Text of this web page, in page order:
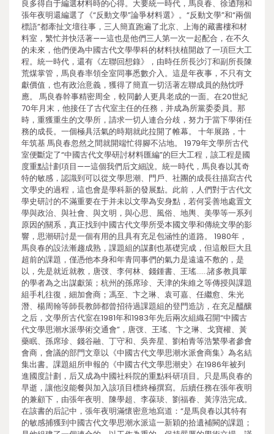
良多得自于編選材料時的心得。大要統一時代，馬良春、徐迺翔和
張年夜明還編選了《“反動文學”論爭材料選》。“反動文學”和“兩個
標語”都牽扯文壇往事，三人簡直跑遍了北京、上海的藏書樓和材
料室，繁忙并快活著——這也是他們三人第一次一起配合，在不久
的未來，他們便為中國古代文學學科的材料扶植開啟了一項巨大工
程。統一時代，還有《左聯回想錄》，由時任所長沙汀和副所長陳
荒煤掌管，馬良春率領全室同事悉數介入。這是年夜事，不只有文
獻價值，也有政治意義，獲得了簡直一切活著左聯成員的熱忱呼
應。 馬良春幹事精密周全，較同齡人更具老成的一面。在20世紀
70年月末，他接任了古代室主任的任務，并成為所黨委委員。那
時，重獲重生的文學所，請求一切人連合分歧，努力于當下學術任
務的成長。一個極具活氣的時期就此拉開了帷幕。 十年展路，十
年筑基 馬良春忽然之間就開端忙得腳不沾地。 1979年文學所古代
室便斷定了“中國古代文學研討材料匯編”的巨大工程，該工程是國
度重點計劃項目——這個我們后文細說。統一時代，馬良春以其奇
特的敏感，認識到可以從文學思潮、門戶、社團的成長往描寫古代
文學史的過程，這也會是學科新的發展點。此前，人們對于古代文
學史研討的不滿重要在于并未以文學為安身點，若何妥善地處置文
學與政治、與社會、與文明，與心思、風俗、地輿、美學等一系列
原因的關系，真正找到中國古代文學所受本國文學和傳統文學的影
響，思潮研討是一個有用的且具有充足包涵性的道路。 1980年，
馬良春的設法漸趨成熟，課題組的謀劃也基礎完成，但這般巨大且
超前的課題，僅憑他本身和年青同事們的氣力是遠遠不敷的，是
以，先是就近就教，唐弢、李何林、錢鍾書、王瑤……諸多教員輩
的學者為之出謀獻策；杭州的孫席珍、天津的朱維之等傳授與課題
組手札往復，細加會商；馮至、卞之琳、袁可嘉、任繼愈、朱光
潛、楊周翰等師長教師都曾招待過課題組的登門造訪，在充足醞釀
之后，文學所古代室在1981年和1983年先后兩次組織召開“中國古
代文學思潮水派學術交通會”，唐弢、王瑤、卞之琳、戈寶權、黃
藥眠、孫席珍、錢谷融、丁守和、吳奔星、劉柏青等浩繁學者參會
會商，會議的部門文章以《中國古代文學思潮水派會商集》為名結
集出書。課題組所申報的《中國古代文學思潮史》在1986年被列
進國度計劃，后又成為中國社科院的重點科研項目。只是馬良春的
早逝，讓他沒能餐與加入該項目標終極撰寫。后續任務在張年夜明
的兼顧下，由張年夜明、陳學超、李葆琰、劉福春、黃淳浩完成。
在該書的后記中，張年夜明滿懷密意地寫道：“是馬良春以其特有
的敏感捕獲到中國古代文學思潮水派這一新穎的拾遺補闕的課題；